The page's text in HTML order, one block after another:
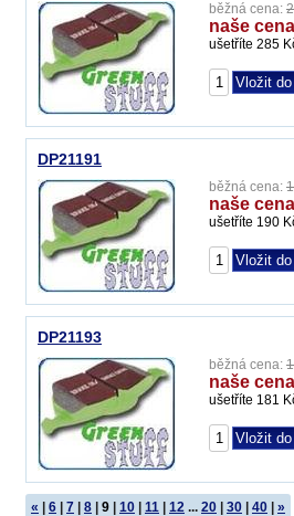
běžná cena:
naše
ušetříte 285
DP21191
běžná cena:
naše
ušetříte 190
DP21193
běžná cena:
naše
ušetříte 181
« 6 7 8 9 10 11 12 ... 20 30 40 »